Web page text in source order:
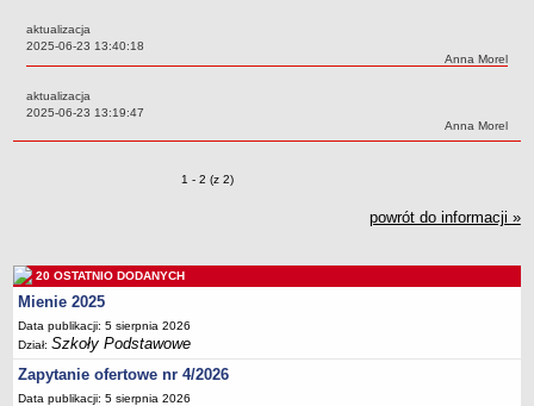
ARCHIWUM SZKÓŁ I PLACÓWEK
Zlikwidowane gimnazja
Przekształcone szkoły i placówki
Specjalny Ośrodek nr 1
Dane podstawowe
Statut
Majątek
Godziny dyżurów
Ogłoszenie
aktualizacja
Data:
2025-06-23 13:40:18
Autor:
Anna Morel
aktualizacja
Data:
2025-06-23 13:19:47
Autor:
Anna Morel
Zmiany o pozycjach
1 - 2 (z 2)
powrót do informacji »
20 OSTATNIO DODANYCH
Mienie 2025
Data publikacji: 5 sierpnia 2026
Dział:Szkoły Podstawowe
Zapytanie ofertowe nr 4/2026
Data publikacji: 5 sierpnia 2026